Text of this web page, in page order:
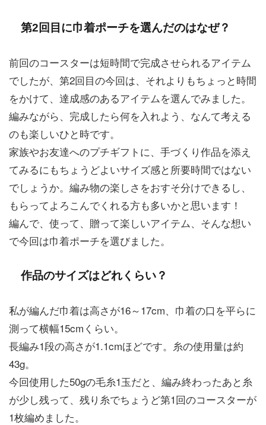
第2回目に巾着ポーチを選んだのはなぜ？
前回のコースターは短時間で完成させられるアイテム
でしたが、第2回目の今回は、それよりもちょっと時間
をかけて、達成感のあるアイテムを選んでみました。
編みながら、完成したら何を入れよう、なんて考える
のも楽しいひと時です。
家族やお友達へのプチギフトに、手づくり作品を添え
てみるにもちょうどよいサイズ感と所要時間ではない
でしょうか。編み物の楽しさをおすそ分けできるし、
もらってよろこんでくれる方も多いかと思います！
編んで、使って、贈って楽しいアイテム、そんな想い
で今回は巾着ポーチを選びました。
作品のサイズはどれくらい？
私が編んだ巾着は高さが16～17cm、巾着の口を平らに
測って横幅15cmくらい。
長編み1段の高さが1.1cmほどです。糸の使用量は約
43g。
今回使用した50gの毛糸1玉だと、編み終わったあと糸
が少し残って、残り糸でちょうど第1回のコースターが
1枚編めました。